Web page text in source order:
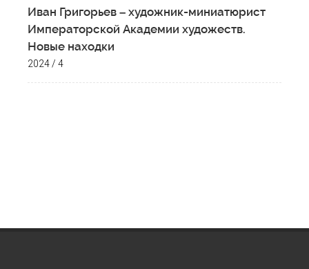
Иван Григорьев – художник-миниатюрист
Императорской Академии художеств.
Новые находки
2024 / 4